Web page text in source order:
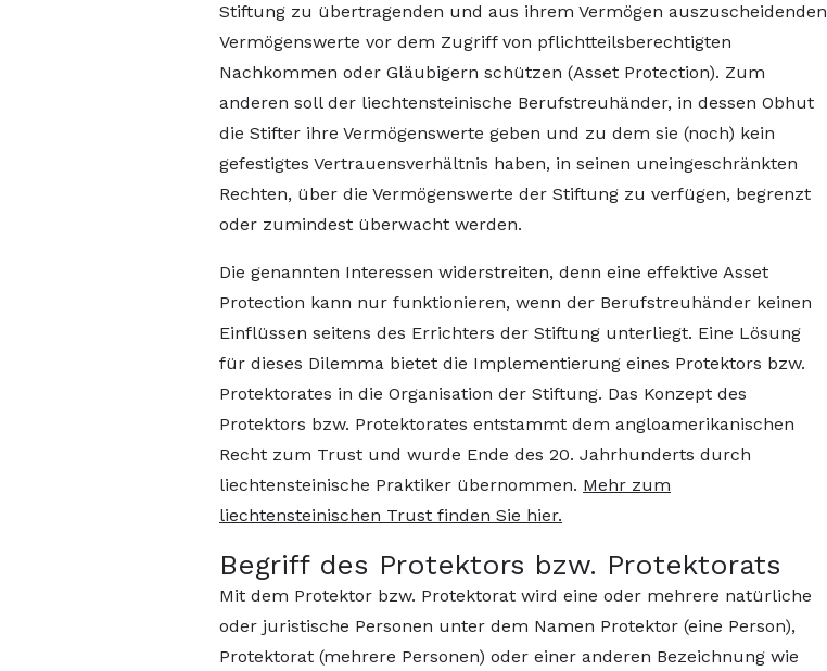
Stiftung zu übertragenden und aus ihrem Vermögen auszuscheidenden
Vermögenswerte vor dem Zugriff von pflichtteilsberechtigten
Nachkommen oder Gläubigern schützen (Asset Protection). Zum
anderen soll der liechtensteinische Berufstreuhänder, in dessen Obhut
die Stifter ihre Vermögenswerte geben und zu dem sie (noch) kein
gefestigtes Vertrauensverhältnis haben, in seinen uneingeschränkten
Rechten, über die Vermögenswerte der Stiftung zu verfügen, begrenzt
oder zumindest überwacht werden.
Die genannten Interessen widerstreiten, denn eine effektive Asset
Protection kann nur funktionieren, wenn der Berufstreuhänder keinen
Einflüssen seitens des Errichters der Stiftung unterliegt. Eine Lösung
für dieses Dilemma bietet die Implementierung eines Protektors bzw.
Protektorates in die Organisation der Stiftung. Das Konzept des
Protektors bzw. Protektorates entstammt dem angloamerikanischen
Recht zum Trust und wurde Ende des 20. Jahrhunderts durch
liechtensteinische Praktiker übernommen. Mehr zum
liechtensteinischen Trust finden Sie hier.
Begriff des Protektors bzw. Protektorats
Mit dem Protektor bzw. Protektorat wird eine oder mehrere natürliche
oder juristische Personen unter dem Namen Protektor (eine Person),
Protektorat (mehrere Personen) oder einer anderen Bezeichnung wie